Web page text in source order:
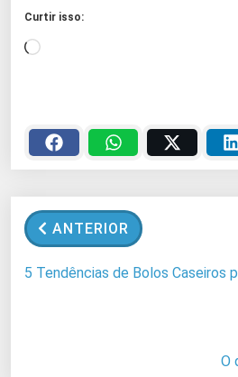
Curtir isso:
C
e
g
n
d
o
ANTERIOR
5 Tendências de Bolos Caseiros
O